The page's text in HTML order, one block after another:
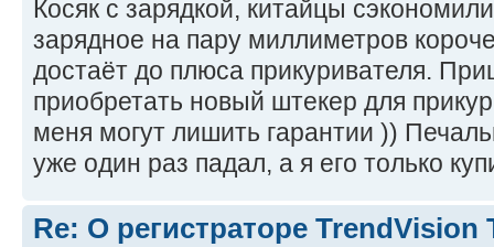
Косяк с зарядкой, китайцы
зарядное на пару миллиметров
достаёт до плюса прикуривателя.
приобретать новый штекер для
меня могут лишить гарантии ))
уже один раз падал, а я его только
Re: О регистраторе TrendVision